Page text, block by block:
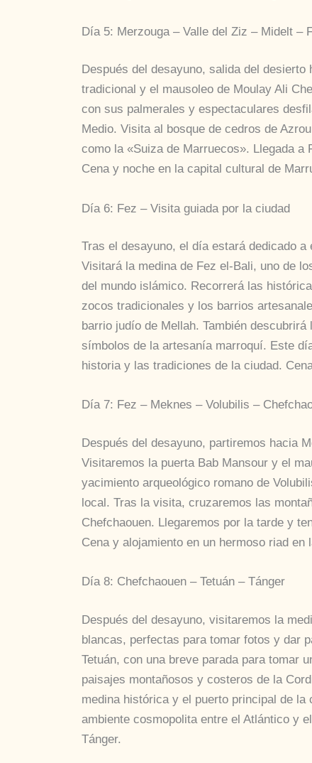
Día 5: Merzouga – Valle del Ziz – Midelt –
Después del desayuno, salida del
tradicional y el mausoleo de Moulay Ali
con sus palmerales y espectaculares
Medio. Visita al bosque de cedros de
como la «Suiza de Marruecos». Llegada a
Cena y noche en la capital cultural de
Día 6: Fez – Visita guiada por la ciudad
Tras el desayuno, el día estará dedicado
Visitará la medina de Fez el-Bali, uno de
del mundo islámico. Recorrerá las
zocos tradicionales y los barrios
barrio judío de Mellah. También
símbolos de la artesanía marroquí. Este
historia y las tradiciones de la ciudad.
Día 7: Fez – Meknes – Volubilis –
Después del desayuno, partiremos hacia
Visitaremos la puerta Bab Mansour y el
yacimiento arqueológico romano de
local. Tras la visita, cruzaremos las
Chefchaouen. Llegaremos por la tarde y
Cena y alojamiento en un hermoso riad en
Día 8: Chefchaouen – Tetuán – Tánger
Después del desayuno, visitaremos la
blancas, perfectas para tomar fotos y dar
Tetuán, con una breve parada para tomar
paisajes montañosos y costeros de la
medina histórica y el puerto principal de
ambiente cosmopolita entre el Atlántico y
Tánger.